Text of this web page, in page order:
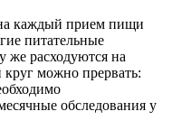
каждый прием пищи
питательные
же расходуются на
можно прервать:
обследования у